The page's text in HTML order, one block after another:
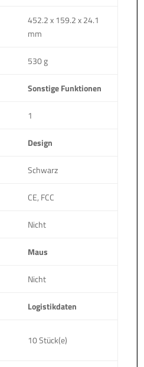
452.2 x 159.2 x 24.1
mm
530 g
Sonstige Funktionen
1
Design
Schwarz
CE, FCC
Nicht
Maus
Nicht
Logistikdaten
10 Stück(e)